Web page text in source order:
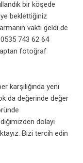
bir köşede
beklettiğiniz
vakti geldi de
743 62 64
fotoğraf
karşılığında yeni
da değerinde değer
dolayı
Bizi tercih edin